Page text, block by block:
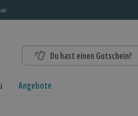
Du hast einen Gutschein?
Angebote